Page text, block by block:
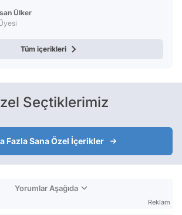
Ülker
Tüm içerikleri
Seçtiklerimiz
Fazla Sana Özel İçerikler
Yorumlar Aşağıda
Reklam